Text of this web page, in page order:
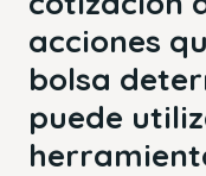
acciones
bolsa
puede